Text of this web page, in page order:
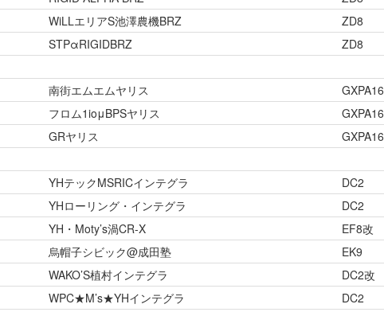
WiLLエリアS池澤農機BRZ ZD8
STPαRIGIDBRZ ZD8
南街エムエムヤリス GXPA16
フロム1ioμBPSヤリス GXPA16
GRヤリス GXPA16
YHテックMSRICインテグラ DC2
YHローリング・インテグラ DC2
YH・Moty’s渦CR-X EF8改
烏帽子シビック@成田塾 EK9
WAKO’S植村インテグラ DC2改
WPC★M’s★YHインテグラ DC2